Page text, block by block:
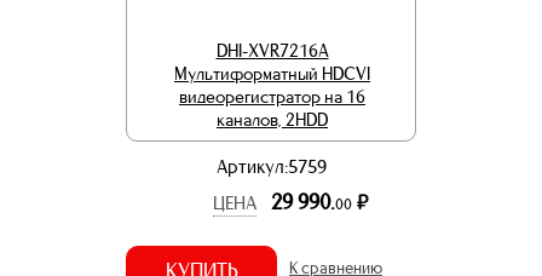
DHI-XVR7216A
Мультиформатный HDCVI
видеорегистратор на 16
каналов, 2HDD
Артикул:5759
ЦЕНА
29 990.00 р.
К сравнению